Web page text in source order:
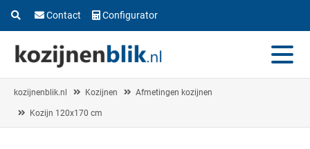
Contact Configurator
kozijnenblik.nl Kozijnen Afmetingen kozijnen
Kozijn 120x170 cm